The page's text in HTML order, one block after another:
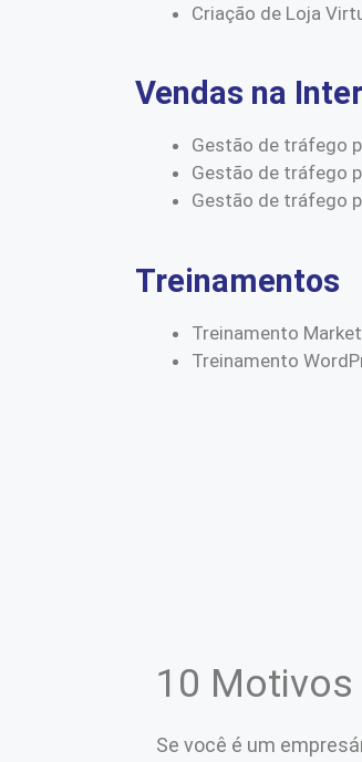
Criação de Loja
Vendas na
Gestão de tráfego
Gestão de tráfego
Gestão de tráfego
Treinamentos
Treinamento
Treinamento
10 Motivos
Se você é um